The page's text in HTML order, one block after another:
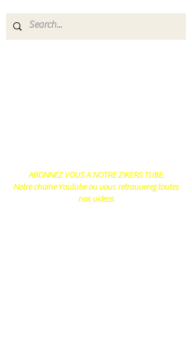
ABONNEZ VOUS A NOTRE ZIKERS TUBE.
Notre chaine Youtube ou vous retrouverez toutes
nos videos